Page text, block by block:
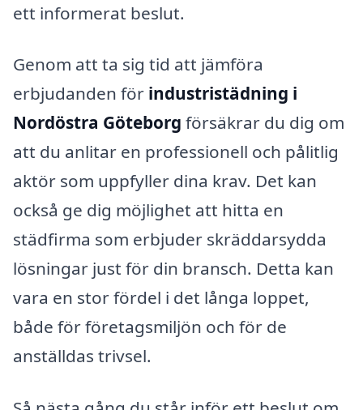
ett informerat beslut.
Genom att ta sig tid att jämföra
erbjudanden för industristädning i
Nordöstra Göteborg försäkrar du dig om
att du anlitar en professionell och pålitlig
aktör som uppfyller dina krav. Det kan
också ge dig möjlighet att hitta en
städfirma som erbjuder skräddarsydda
lösningar just för din bransch. Detta kan
vara en stor fördel i det långa loppet,
både för företagsmiljön och för de
anställdas trivsel.